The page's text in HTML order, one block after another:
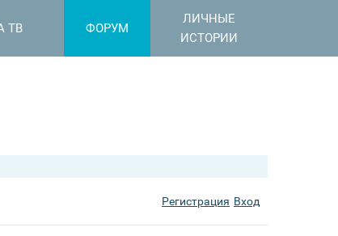
ТВ ФОРУМ
ЛИЧНЫЕ
ИСТОРИИ
Регистрация Вход